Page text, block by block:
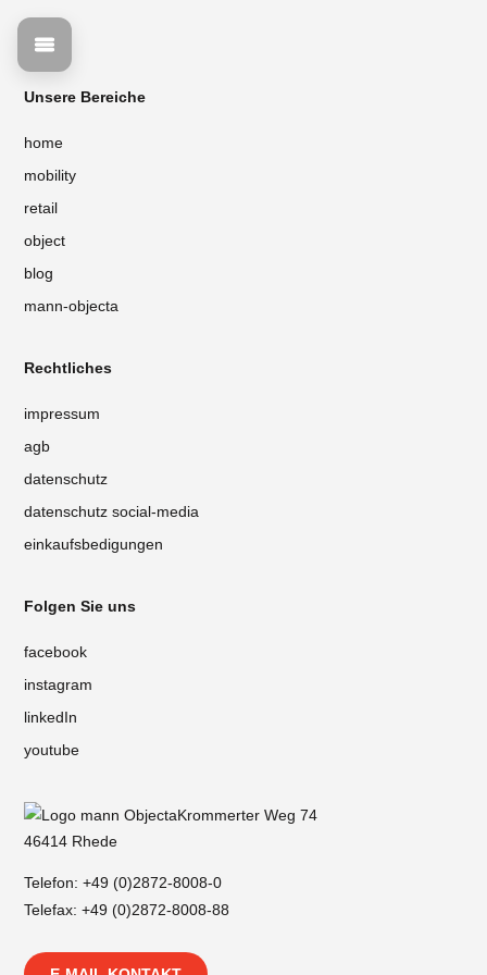
Unsere Bereiche
home
mobility
retail
object
blog
mann-objecta
Rechtliches
impressum
agb
datenschutz
datenschutz social-media
einkaufsbedigungen
Folgen Sie uns
facebook
instagram
linkedIn
youtube
Krommerter Weg 74
46414 Rhede
Telefon:+49 (0)2872-8008-0
Telefax: +49 (0)2872-8008-88